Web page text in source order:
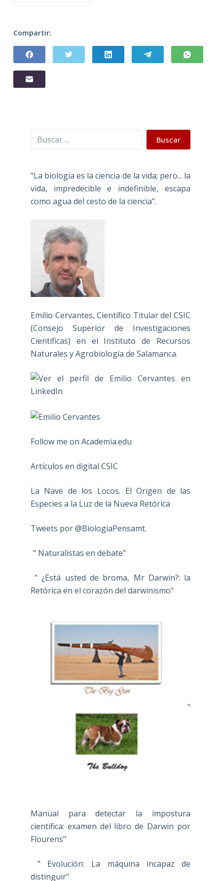
Compartir:
Buscar Buscar
"La biología es la ciencia de la vida; pero... la
vida, impredecible e indefinible, escapa
como agua del cesto de la ciencia".
Emilio Cervantes, Científico Titular del CSIC
(Consejo Superior de Investigaciones
Científicas) en el Instituto de Recursos
Naturales y Agrobiología de Salamanca.
Follow me on Academia.edu
Artículos en digital CSIC
La Nave de los Locos. El Origen de las
Especies a la Luz de la Nueva Retórica
Tweets por @BiologiaPensamt.
" Naturalistas en debate"
" ¿Está usted de broma, Mr Darwin?: la
Retórica en el corazón del darwinismo"
"
Manual para detectar la impostura
científica: examen del libro de Darwin por
Flourens"
" Evolución: La máquina incapaz de
distinguir"